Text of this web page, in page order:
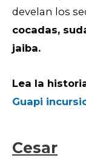
develan los
cocadas,
jaiba.
Lea la
Guapi
Cesar